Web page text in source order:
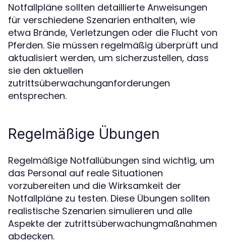
Notfallpläne sollten detaillierte Anweisungen
für verschiedene Szenarien enthalten, wie
etwa Brände, Verletzungen oder die Flucht von
Pferden. Sie müssen regelmäßig überprüft und
aktualisiert werden, um sicherzustellen, dass
sie den aktuellen
zutrittsüberwachunganforderungen
entsprechen.
Regelmäßige Übungen
Regelmäßige Notfallübungen sind wichtig, um
das Personal auf reale Situationen
vorzubereiten und die Wirksamkeit der
Notfallpläne zu testen. Diese Übungen sollten
realistische Szenarien simulieren und alle
Aspekte der zutrittsüberwachungmaßnahmen
abdecken.